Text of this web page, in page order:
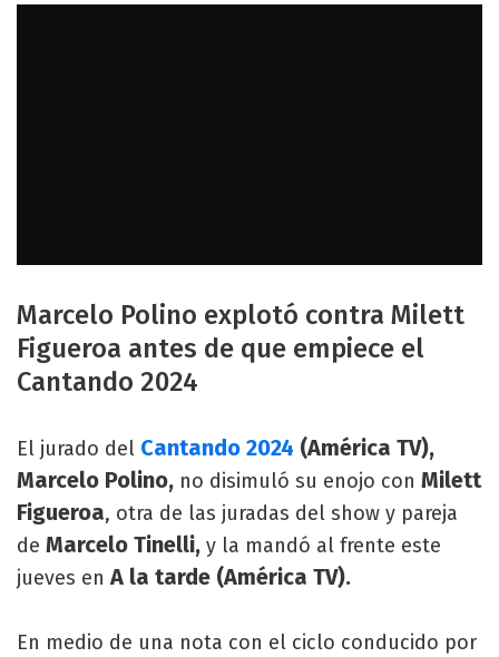
Marcelo Polino explotó contra Milett
Figueroa antes de que empiece el
Cantando 2024
El jurado del Cantando 2024 (América TV),
Marcelo Polino, no disimuló su enojo con Milett
Figueroa, otra de las juradas del show y pareja
de Marcelo Tinelli, y la mandó al frente este
jueves en A la tarde (América TV).
En medio de una nota con el ciclo conducido por